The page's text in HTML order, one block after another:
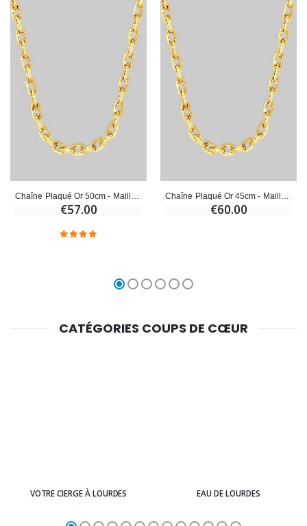
€57.00 €60.00
CATÉGORIES COUPS DE CŒUR
VOTRE CIERGE À LOURDES EAU DE LOURDES